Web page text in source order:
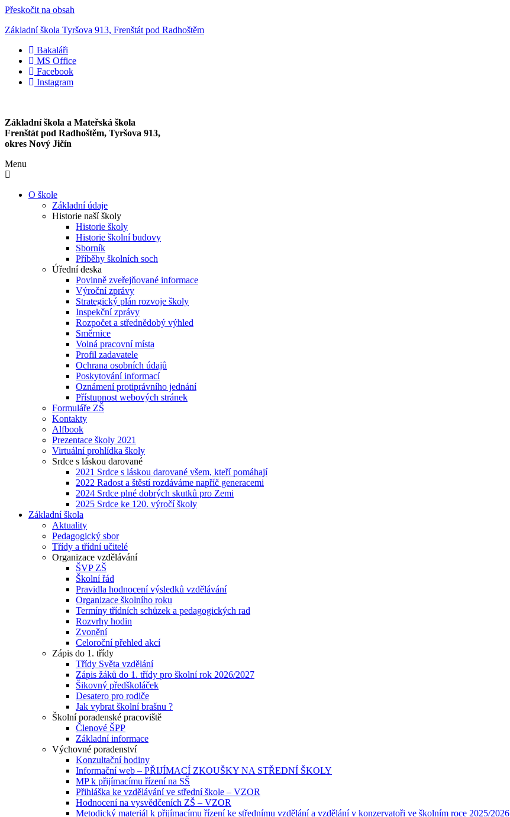
Přeskočit na obsah
Základní škola Tyršova 913, Frenštát pod Radhoštěm
Bakaláři
MS Office
Facebook
Instagram
Základní škola a Mateřská škola
Frenštát pod Radhoštěm, Tyršova 913,
okres Nový Jičín
Menu
O škole
Základní údaje
Historie naší školy
Historie školy
Historie školní budovy
Sborník
Příběhy školních soch
Úřední deska
Povinně zveřejňované informace
Výroční zprávy
Strategický plán rozvoje školy
Inspekční zprávy
Rozpočet a střednědobý výhled
Směrnice
Volná pracovní místa
Profil zadavatele
Ochrana osobních údajů
Poskytování informací
Oznámení protiprávního jednání
Přístupnost webových stránek
Formuláře ZŠ
Kontakty
Alfbook
Prezentace školy 2021
Virtuální prohlídka školy
Srdce s láskou darované
2021 Srdce s láskou darované všem, kteří pomáhají
2022 Radost a štěstí rozdáváme napříč generacemi
2024 Srdce plné dobrých skutků pro Zemi
2025 Srdce ke 120. výročí školy
Základní škola
Aktuality
Pedagogický sbor
Třídy a třídní učitelé
Organizace vzdělávání
ŠVP ZŠ
Školní řád
Pravidla hodnocení výsledků vzdělávání
Organizace školního roku
Termíny třídních schůzek a pedagogických rad
Rozvrhy hodin
Zvonění
Celoroční přehled akcí
Zápis do 1. třídy
Třídy Světa vzdělání
Zápis žáků do 1. třídy pro školní rok 2026/2027
Šikovný předškoláček
Desatero pro rodiče
Jak vybrat školní brašnu ?
Školní poradenské pracoviště
Členové ŠPP
Základní informace
Výchovné poradenství
Konzultační hodiny
Informační web – PŘIJÍMACÍ ZKOUŠKY NA STŘEDNÍ ŠKOLY
MP k přijímacímu řízení na SŠ
Přihláška ke vzdělávání ve střední škole – VZOR
Hodnocení na vysvědčeních ZŠ – VZOR
Metodický materiál k přijímacímu řízení ke střednímu vzdělání a vzdělání v konzervatoři ve školním roce 2025/2026